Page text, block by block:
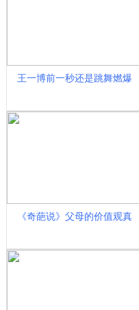
王一博前一秒还是跳舞燃爆
《奇葩说》父母的价值观真